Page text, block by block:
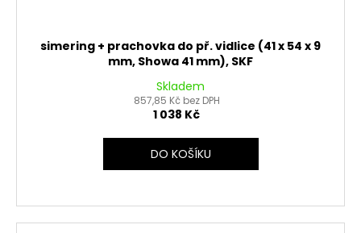
simering + prachovka do př. vidlice (41 x 54 x 9
mm, Showa 41 mm), SKF
Skladem
857,85 Kč bez DPH
1 038 Kč
DO KOŠÍKU